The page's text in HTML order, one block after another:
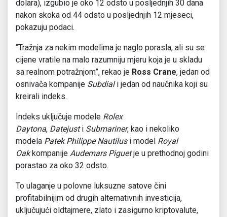
dolara), izgubio je oko 12 odsto u posljednjih 30 dana
nakon skoka od 44 odsto u posljednjih 12 mjeseci,
pokazuju podaci.
“Tražnja za nekim modelima je naglo porasla, ali su se
cijene vratile na malo razumniju mjeru koja je u skladu
sa realnom potražnjom”, rekao je Ross Crane, jedan od
osnivača kompanije Subdiali jedan od naučnika koji su
kreirali indeks.
Indeks uključuje modele Rolex
Daytona, Datejusti Submariner, kao i nekoliko
modela Patek Philippe Nautilusi model Royal
Oakkompanije Audemars Piguetje u prethodnoj godini
porastao za oko 32 odsto.
To ulaganje u polovne luksuzne satove čini
profitabilnijim od drugih alternativnih investicija,
uključujući oldtajmere, zlato i zasigurno kriptovalute,